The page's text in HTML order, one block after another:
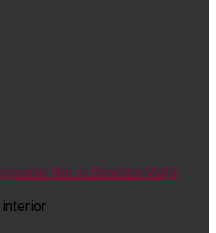
Noi și Biserica Viață